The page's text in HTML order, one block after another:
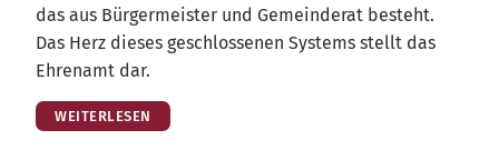
das aus Bür­ger­meis­ter und Gemein­de­rat besteht.
Das Herz die­ses geschlos­se­nen Sys­tems stellt das
Ehren­amt dar.
WEITERLESEN